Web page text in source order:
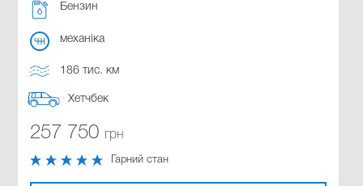
Бензин
механіка
186 тис. км
Хетчбек
257 750 грн
Гарний стан